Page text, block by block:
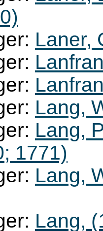
Laner,
Lang,
Lang,
1771)
Lang,
Lang,